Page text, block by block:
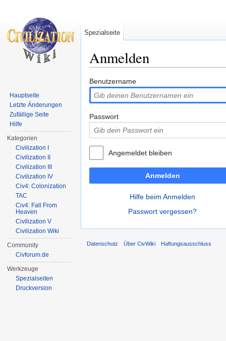
Anmelden
Benutzername
Passwort
Angemeldet bleiben
Anmelden
Hilfe beim Anmelden
Passwort vergessen?
Spezialseite
Hauptseite
Letzte Änderungen
Zufällige Seite
Hilfe
Kategorien
Civilization I
Civilization II
Civilization III
Civilization IV
Civ4: Colonization
TAC
Civ4: Fall From
Heaven
Civilization V
Civilization Wiki
Community
Civforum.de
Werkzeuge
Spezialseiten
Druckversion
Datenschutz Über CivWiki Haftungsausschluss